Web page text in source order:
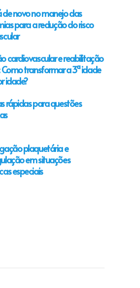
de novo no manejo das
para a redução do risco
cardiovascular e reabilitação
Como transformar a 3ª idade
idade?
rápidas para questões
plaquetária e
em situações
especiais